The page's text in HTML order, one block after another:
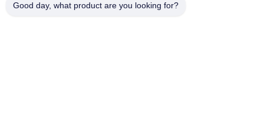
Good day, what product are you looking for?